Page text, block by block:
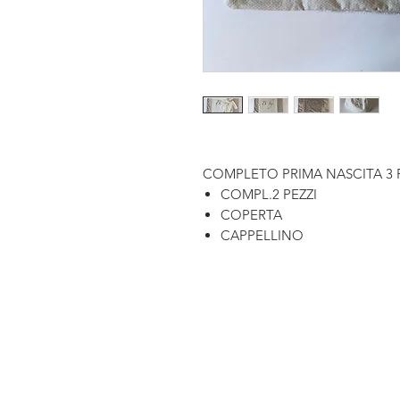
COMPLETO PRIMA NASCITA 3
COMPL.2 PEZZI
COPERTA
CAPPELLINO